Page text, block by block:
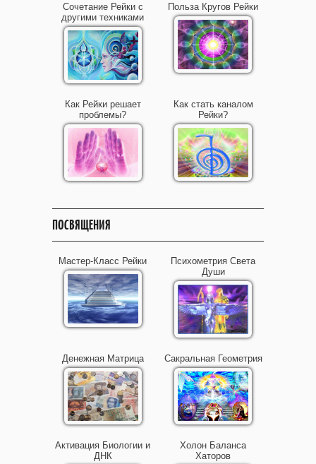
Сочетание Рейки с
другими техниками
Польза Кругов Рейки
Как Рейки решает
проблемы?
Как стать каналом
Рейки?
ПОСВЯЩЕНИЯ
Мастер-Класс Рейки
Психометрия Света
Души
Денежная Матрица Сакральная Геометрия
Активация Биологии и
ДНК
Холон Баланса
Хаторов